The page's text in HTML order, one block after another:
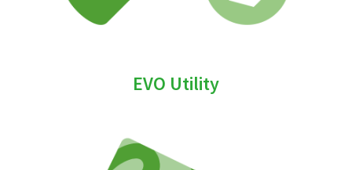
EVO Utility